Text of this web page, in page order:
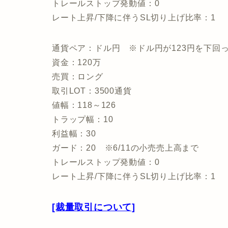
トレールストップ発動値：0
レート上昇/下降に伴うSL切り上げ比率：1
通貨ペア：ドル円 ※ドル円が123円を下回っ
資金：120万
売買：ロング
取引LOT：3500通貨
値幅：118～126
トラップ幅：10
利益幅：30
ガード：20 ※6/11の小売売上高まで
トレールストップ発動値：0
レート上昇/下降に伴うSL切り上げ比率：1
[裁量取引について]